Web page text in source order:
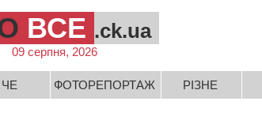
ВСЕ .ck.ua
09 серпня, 2026
ФОТОРЕПОРТАЖ РІЗНЕ